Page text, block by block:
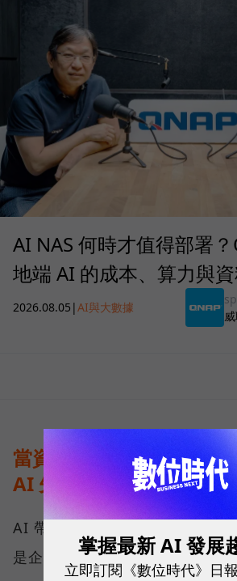
AI NAS 何時才值得部署
地端 AI 的成本、算力與
2026.08.05 |AI與大數據
當資料不能離開企業，運
AI 先改寫儲存架構
AI 帶來的第一個變化，不只是運
是企業必須重新決定資料放在哪
掌握最新 AI 發展
立即訂閱《數位時代》日